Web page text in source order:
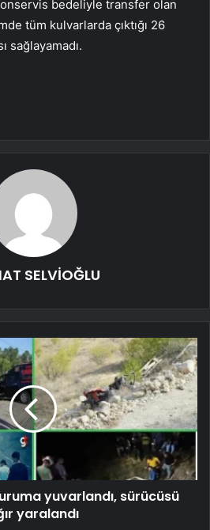
bedeliyle transfer olan
tüm kulvarlarda çıktığı 26
sağlayamadı.
SELVİOĞLU
yuvarlandı, sürücüsü
yaralandı